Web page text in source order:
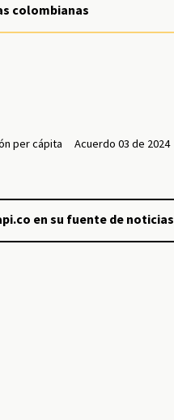
colombianas
per cápita Acuerdo 03 de 2024
en su fuente de noticias